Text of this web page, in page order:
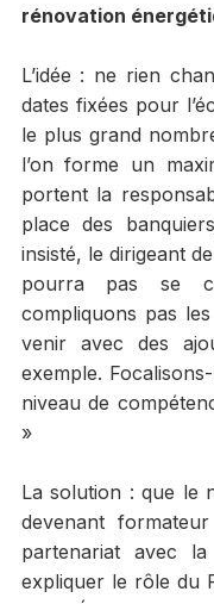
rénovation
L’idée : ne rien
dates fixées pour
le plus grand
l’on forme un
portent la
place des
insisté, le dirigeant
pourra pas se
compliquons pas
venir avec des
exemple.
niveau de
»
La solution : que le
devenant
partenariat avec
expliquer le rôle du